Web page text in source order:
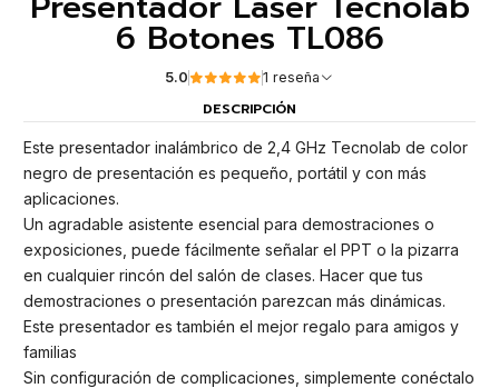
6 Botones TL086
5.0 1 reseña
DESCRIPCIÓN
Este presentador inalámbrico de 2,4 GHz Tecnolab de color
negro de presentación es pequeño, portátil y con más
aplicaciones.
Un agradable asistente esencial para demostraciones o
exposiciones, puede fácilmente señalar el PPT o la pizarra
en cualquier rincón del salón de clases. Hacer que tus
demostraciones o presentación parezcan más dinámicas.
Este presentador es también el mejor regalo para amigos y
familias
Sin configuración de complicaciones, simplemente conéctalo